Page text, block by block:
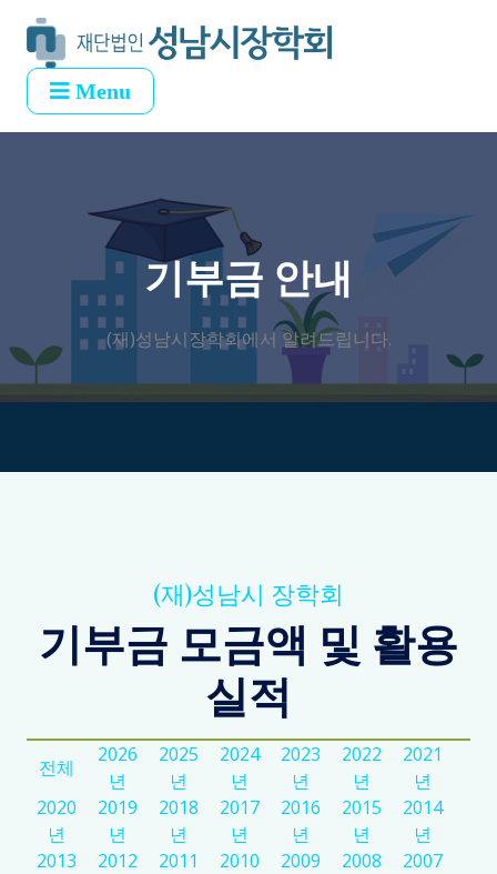
Menu
기부금 안내
(재)성남시장학회에서 알려드립니다.
(재)성남시 장학회
기부금 모금액 및 활용
실적
전체
2026
년
2025
년
2024
년
2023
년
2022
년
2021
년
2020
년
2019
년
2018
년
2017
년
2016
년
2015
년
2014
년
2013
2012
2011
2010
2009
2008
2007